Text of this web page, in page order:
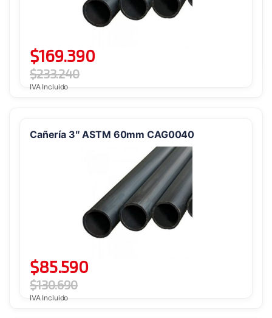
$169.390
$233.240
IVA Incluido
Cañería 3″ ASTM 60mm CAG0040
$85.590
$130.690
IVA Incluido